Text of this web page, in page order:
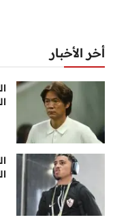
أخر الأخبار